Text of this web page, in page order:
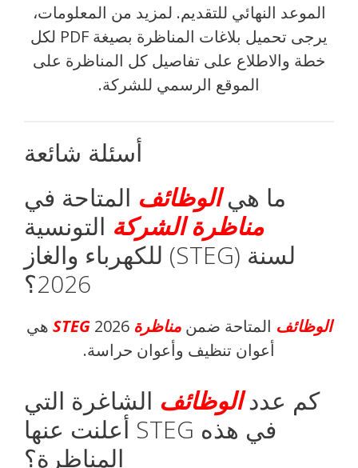
الموعد النهائي للتقديم. لمزيد من المعلومات،
يرجى تحميل بلاغات المناظرة بصيغة PDF لكل
خطة والاطلاع على تفاصيل كل المناظرة على
الموقع الرسمي للشركة.
أسئلة شائعة
ما هيالوظائف المتاحة في
مناظرة الشركة التونسية
للكهرباء والغاز (STEG) لسنة
2026؟
الوظائف المتاحة ضمنمناظرة STEG
2026 هي
أعوان تنظيف وأعوان حراسة.
كم عددالوظائف الشاغرة التي
أعلنت عنها STEG في هذه
المناظرة؟